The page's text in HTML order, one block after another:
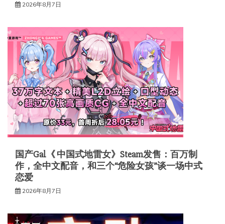
2026年8月7日
国产Gal《 中国式地雷女》Steam发售：百万制
作，全中文配音，和三个“危险女孩”谈一场中式
恋爱
2026年8月7日